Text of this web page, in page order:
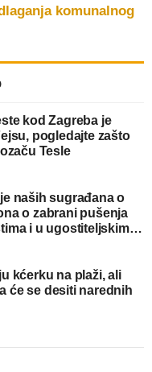
komunalnog
kod Zagreba je
pogledajte zašto
Tesle
naših sugrađana o
o zabrani pušenja
i u ugostiteljskim
kćerku na plaži, ali
će se desiti narednih